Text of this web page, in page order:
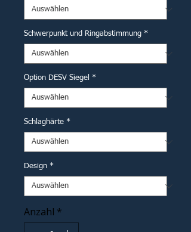
Schwerpunkt und Ringabstimmung *
Option DESV Siegel *
Schlaghärte *
Design *
Anzahl *